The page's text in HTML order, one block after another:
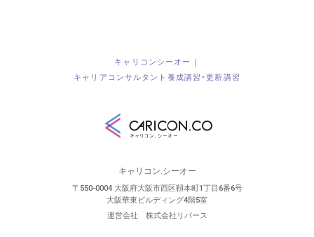
キャリコンシーオー｜
キャリアコンサルタント養成講習・更新講習
キャリコン.シーオー
〒550-0004 大阪府大阪市西区靱本町1丁目6番6号
大阪華東ビルディング4階5室
運営会社 株式会社リバース